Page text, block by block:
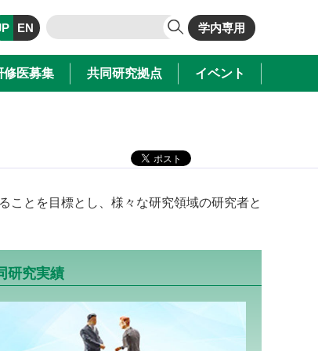
EN 学内専用
修医募集 共同研究拠点 イベント
ことを目標とし、様々な研究領域の研究者と
研究実績